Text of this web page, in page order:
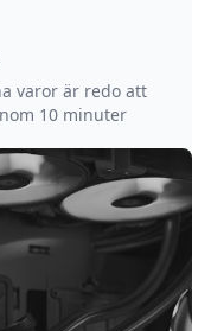
varor är redo att
10 minuter